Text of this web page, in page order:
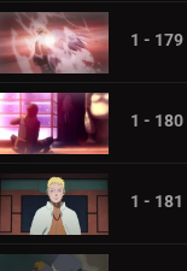
1 - 179
1 - 180
1 - 181